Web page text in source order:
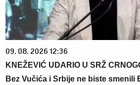
09. 08. 2026 12:36
KNEŽEVIĆ UDARIO U SRŽ
Bez Vučića i Srbije ne biste smenili